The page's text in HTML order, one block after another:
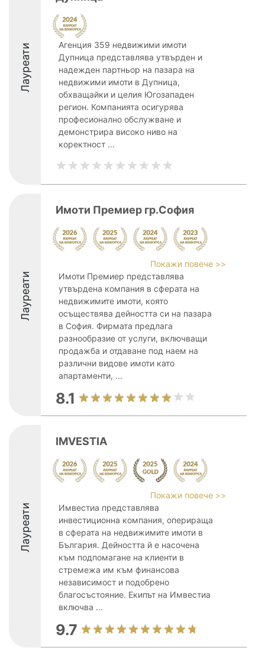
Лауреати
Агенция 359 недвижими имоти
Дупница представлява утвърден и
надежден партньор на пазара на
недвижими имоти в Дупница,
обхващайки и целия Югозападен
регион. Компанията осигурява
професионално обслужване и
демонстрира високо ниво на
коректност ...
Лауреати
Имоти Премиер гр.София
Покажи повече >>
Имоти Премиер представлява
утвърдена компания в сферата на
недвижимите имоти, която
осъществява дейността си на пазара
в София. Фирмата предлага
разнообразие от услуги, включващи
продажба и отдаване под наем на
различни видове имоти като
апартаменти, ...
8.1
Лауреати
IMVESTIA
Покажи повече >>
Имвестиа представлява
инвестиционна компания, оперираща
в сферата на недвижимите имоти в
България. Дейността й е насочена
към подпомагане на клиенти в
стремежа им към финансова
независимост и подобрено
благосъстояние. Екипът на Имвестиа
включва ...
9.7